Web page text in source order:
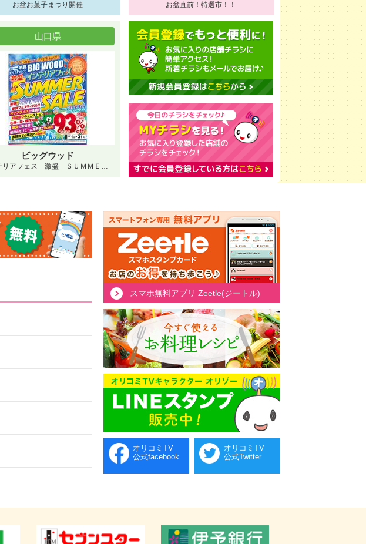
お盆お菓子まつり開催 お盆直前！特選市！！
山口県
ビッグウッド
インテリアフェス 激盛 ＳＵＭＭＥＲ ＳＡＬＥ ２０２６
スマホ無料アプリ Zeetle(ジートル)
オリコミTV
公式facebook
オリコミTV
公式Twitter